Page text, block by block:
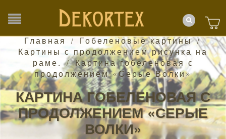
Главная / Гобеленовые картины /
Картины с продолжением рисунка на
раме.
/Картина гобеленовая с
продолжением «Серые Волки»
КАРТИНА ГОБЕЛЕНОВАЯ С
ПРОДОЛЖЕНИЕМ «СЕРЫЕ
ВОЛКИ»